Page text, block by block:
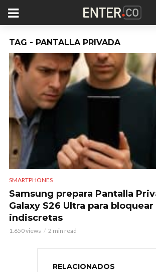
TAG - PANTALLA PRIVADA
SMARTPHONES
Samsung prepara Pantalla
Galaxy S26 Ultra para
indiscretas
1.650 views 2 min read
RELACIONADOS